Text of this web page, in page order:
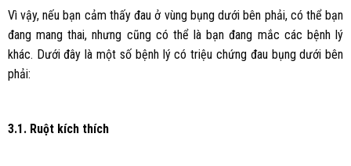
Vì vậy, nếu bạn cảm thấy đau ở vùng bụng dưới bên phải, có thể bạn
đang mang thai, nhưng cũng có thể là bạn đang mắc các bệnh lý
khác. Dưới đây là một số bệnh lý có triệu chứng đau bụng dưới bên
phải:
3.1. Ruột kích thích